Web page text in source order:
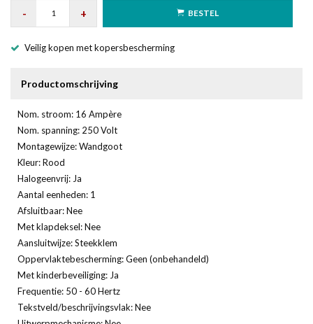
- + BESTEL
Veilig kopen met kopersbescherming
Productomschrijving
Nom. stroom: 16 Ampère
Nom. spanning: 250 Volt
Montagewijze: Wandgoot
Kleur: Rood
Halogeenvrij: Ja
Aantal eenheden: 1
Afsluitbaar: Nee
Met klapdeksel: Nee
Aansluitwijze: Steekklem
Oppervlaktebescherming: Geen (onbehandeld)
Met kinderbeveiliging: Ja
Frequentie: 50 - 60 Hertz
Tekstveld/beschrijvingsvlak: Nee